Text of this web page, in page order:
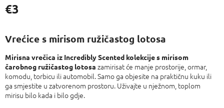
€3
Vrećice s mirisom ružičastog lotosa
Mirisna vrečica iz Incredibly Scented kolekcije s mirisom
čarobnog ružičastog lotosa zamirisat će manje prostorije, ormar,
komodu, torbicu ili automobil. Samo ga objesite na praktičnu kuku ili
ga smjestite u zatvorenom prostoru. Uživajte u nježnom, toplom
mirisu bilo kada i bilo gdje.